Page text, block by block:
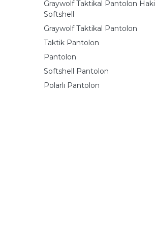
Graywolf Taktikal Pantolon Haki
Softshell
Graywolf Taktikal Pantolon
Taktik Pantolon
Pantolon
Softshell Pantolon
Polarlı Pantolon